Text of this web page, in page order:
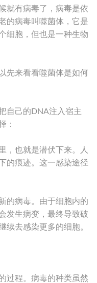
就有病毒了，病毒是依
的病毒叫噬菌体，它是
细胞，但也是一种生物
先来看看噬菌体是如何
自己的DNA注入宿主
：
，也就是潜伏下来。人
的痕迹。这一感染途径
的病毒。由于细胞内的
发生病变，最终导致破
续去感染更多的细胞。
过程。病毒的种类虽然